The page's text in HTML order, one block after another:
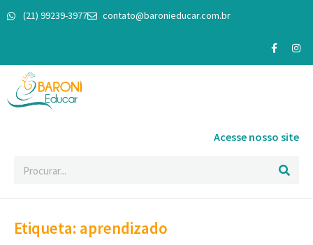
(21) 99239-3977 contato@baronieducar.com.br
Acesse nosso site
Etiqueta: aprendizado